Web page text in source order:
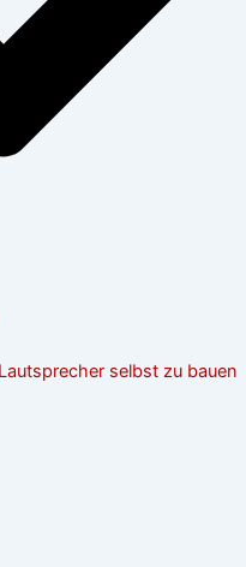
selbst zu bauen